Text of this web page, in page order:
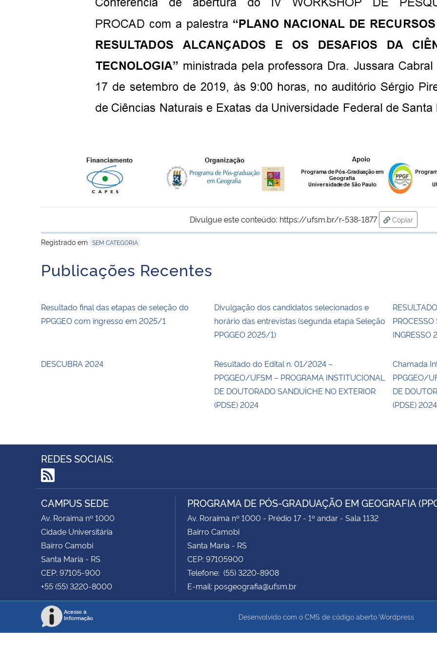
Divulgue este conteúdo: https://ufsm.br/r-538-1877
Copiar
para área
Registrado em SEM CATEGORIA
Publicações Recentes
Resultado final das etapas de seleção do
PPGGEO com ingresso em 2025/1
Divulgação dos candidatos selecionados e
horário das entrevistas (segunda etapa Seleção
PPGGEO 2025/1)
INGRESSO
DESCUBRA 2024
Resultado do Edital n. 01/2024 –
PPGGEO/UFSM – PROGRAMA INSTITUCIONAL
DE DOUTORADO SANDUÍCHE NO EXTERIOR
(PDSE) 2024
Chamada
PPGGEO/
DE
(PDSE) 2024
REDES SOCIAIS:
RSS
CAMPUS SEDE
Av. Roraima nº 1000
Cidade Universitária
Bairro Camobi
Santa Maria - RS
CEP: 97105-900
+55 (55) 3220-8000
PROGRAMA DE PÓS-GRADUAÇÃO EM GEOGRAFIA
Av. Roraima nº 1000 - Prédio 17 - 1º andar - Sala 1132
Bairro Camobi
Santa Maria - RS
CEP: 97105900
Telefone: (55) 3220-8908
E-mail: posgeografia@ufsm.br
Acesso à
Informação
Desenvolvido com o CMS de código aberto Wordpress